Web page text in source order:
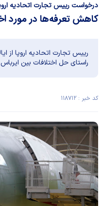
درخواست رییس تجارت اتحادیه
کاهش تعرفه‌ها در مورد
رییس تجارت اتحادیه اروپا از
راستای حل اختلافات بین
کد خبر : ۱۱۸۷۱۲